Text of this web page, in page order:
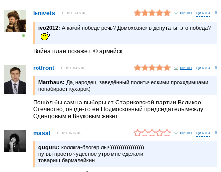
lenivets 7 лет назад лично #
ivo2012: А какой победе речь? Домохозяек в депутаты, это победа?
Война план покажет. © армейск.
rotfront 7 лет назад лично #
Matthaus: Да, народец, заведённый политическими проходимцами,
понабирает кухарок)
Пошёл бы сам на выборы от Стариковской партии Великое
Отечество, он где-то её Подмосковный председатель между
Одинцовым и Внуковым живёт.
masal 7 лет назад лично #
guguru: коллега-блогер лыч)))))))))))))))))
ну вы просто чудесное утро мне сделали
товарищ бармалейкин